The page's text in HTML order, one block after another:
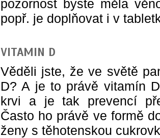
pozornost byste měla
popř. je doplňovat i v
VITAMIN D
Věděli jste, že ve světě
D? A je to právě vitamín
krvi a je tak prevencí
Často ho právě ve formě
ženy s těhotenskou